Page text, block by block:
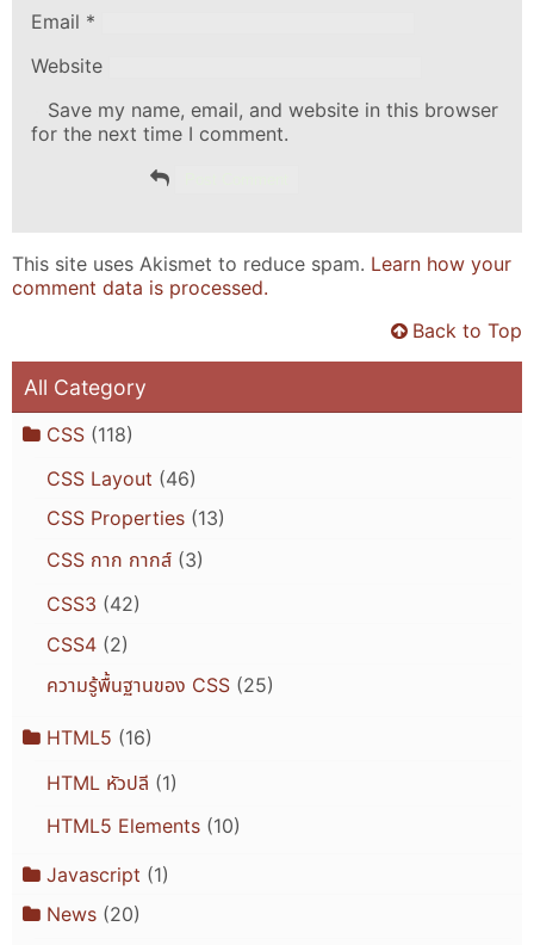
Email *
Website
Save my name, email, and website in this browser
for the next time I comment.
This site uses Akismet to reduce spam. Learn how your
comment data is processed.
Back to Top
All Category
CSS(118)
CSS Layout (46)
CSS Properties(13)
CSS กาก กากส์(3)
CSS3 (42)
CSS4(2)
ความรู้พื้นฐานของ CSS(25)
HTML5 (16)
HTML หัวปลี (1)
HTML5 Elements(10)
Javascript (1)
News(20)